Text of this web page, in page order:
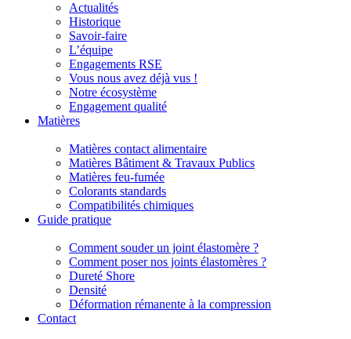
Actualités
Historique
Savoir-faire
L’équipe
Engagements RSE
Vous nous avez déjà vus !
Notre écosystème
Engagement qualité
Matières
Matières contact alimentaire
Matières Bâtiment & Travaux Publics
Matières feu-fumée
Colorants standards
Compatibilités chimiques
Guide pratique
Comment souder un joint élastomère ?
Comment poser nos joints élastomères ?
Dureté Shore
Densité
Déformation rémanente à la compression
Contact